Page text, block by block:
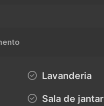
Lavanderia
Sala de jantar